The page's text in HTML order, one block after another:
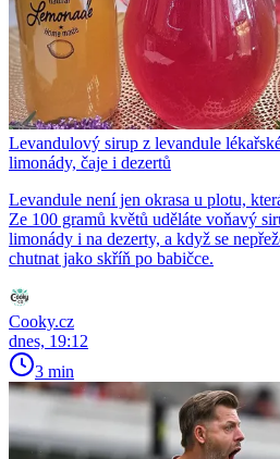
Levandulový sirup z levandule
limonády, čaje i dezertů
Levandule není jen okrasa u plotu,
Ze 100 gramů květů uděláte voňavý
limonády i na dezerty, a když se
chutnat jako skříň po babičce.
Cooky.cz
dnes, 19:12
3 min